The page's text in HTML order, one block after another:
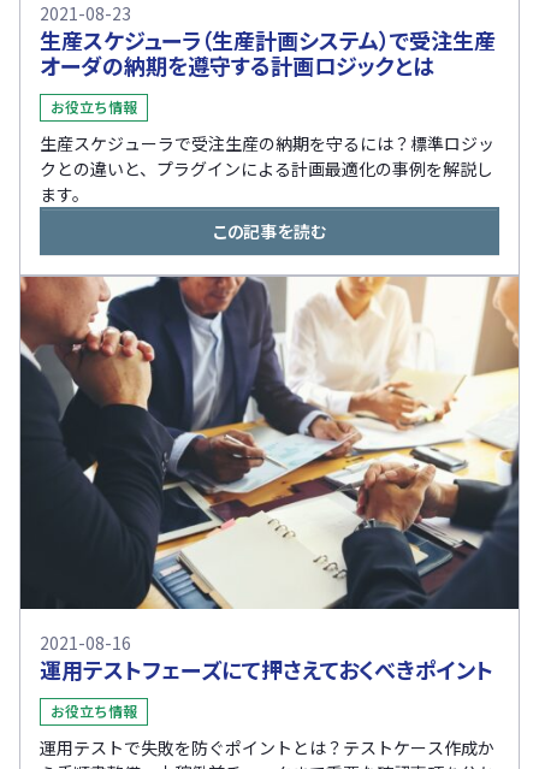
2021-08-23
生産スケジューラ（生産計画システム）で受注生産
オーダの納期を遵守する計画ロジックとは
お役立ち情報
生産スケジューラで受注生産の納期を守るには？標準ロジッ
クとの違いと、プラグインによる計画最適化の事例を解説し
ます。
この記事を読む
2021-08-16
運用テストフェーズにて押さえておくべきポイント
お役立ち情報
運用テストで失敗を防ぐポイントとは？テストケース作成か